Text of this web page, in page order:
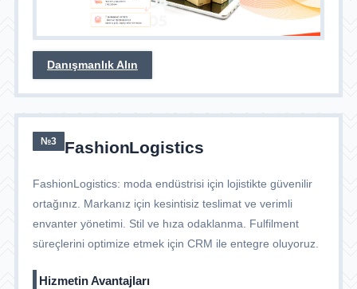
Danışmanlık Alın
№3 FashionLogistics
FashionLogistics: moda endüstrisi için lojistikte güvenilir
ortağınız. Markanız için kesintisiz teslimat ve verimli
envanter yönetimi. Stil ve hıza odaklanma. Fulfilment
süreçlerini optimize etmek için CRM ile entegre oluyoruz.
Hizmetin Avantajları